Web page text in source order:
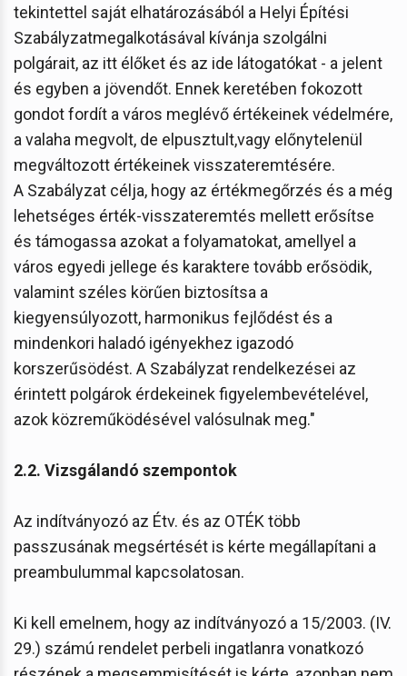
tekintettel saját elhatározásából a Helyi Építési
Szabályzatmegalkotásával kívánja szolgálni
polgárait, az itt élőket és az ide látogatókat - a jelent
és egyben a jövendőt. Ennek keretében fokozott
gondot fordít a város meglévő értékeinek védelmére,
a valaha megvolt, de elpusztult,vagy előnytelenül
megváltozott értékeinek visszateremtésére.
A Szabályzat célja, hogy az értékmegőrzés és a még
lehetséges érték-visszateremtés mellett erősítse
és támogassa azokat a folyamatokat, amellyel a
város egyedi jellege és karaktere tovább erősödik,
valamint széles körűen biztosítsa a
kiegyensúlyozott, harmonikus fejlődést és a
mindenkori haladó igényekhez igazodó
korszerűsödést. A Szabályzat rendelkezései az
érintett polgárok érdekeinek figyelembevételével,
azok közreműködésével valósulnak meg."
2.2. Vizsgálandó szempontok
Az indítványozó az Étv. és az OTÉK több
passzusának megsértését is kérte megállapítani a
preambulummal kapcsolatosan.
Ki kell emelnem, hogy az indítványozó a 15/2003. (IV.
29.) számú rendelet perbeli ingatlanra vonatkozó